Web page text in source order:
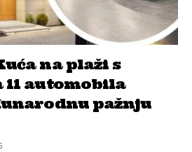
na plaži s
11 automobila
pažnju